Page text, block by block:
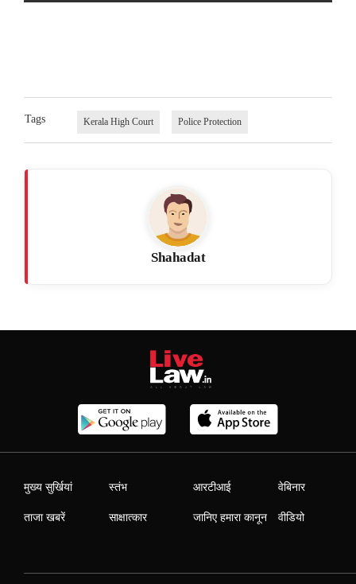
Tags Kerala High Court Police Protection
Shahadat
मुख्य सुर्खियां
ताजा खबरें
स्तंभ
साक्षात्कार
आरटीआई
जानिए हमारा कानून
वेबिनार
वीडियो